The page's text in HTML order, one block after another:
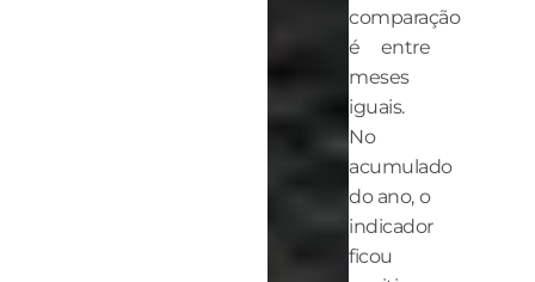
comparação
é entre
meses
iguais.
No
acumulado
do ano, o
indicador
ficou